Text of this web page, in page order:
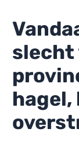
slecht
hagel,